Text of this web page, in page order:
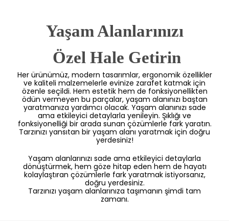
Yaşam Alanlarınızı
Özel Hale Getirin
Her ürünümüz, modern tasarımlar, ergonomik özellikler
ve kaliteli malzemelerle evinize zarafet katmak için
özenle seçildi. Hem estetik hem de fonksiyonellikten
ödün vermeyen bu parçalar, yaşam alanınızı baştan
yaratmanıza yardımcı olacak. Yaşam alanınızı sade
ama etkileyici detaylarla yenileyin. Şıklığı ve
fonksiyonelliği bir arada sunan çözümlerle fark yaratın.
Tarzınızı yansıtan bir yaşam alanı yaratmak için doğru
yerdesiniz!
Yaşam alanlarınızı sade ama etkileyici detaylarla
dönüştürmek, hem göze hitap eden hem de hayatı
kolaylaştıran çözümlerle fark yaratmak istiyorsanız,
doğru yerdesiniz.
Tarzınızı yaşam alanlarınıza taşımanın şimdi tam
zamanı.